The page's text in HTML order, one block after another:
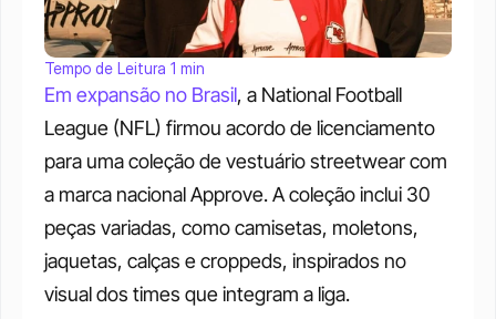
Em expansão no Brasil, a National Football
League (NFL) firmou acordo de licenciamento
para uma coleção de vestuário streetwear com
a marca nacional Approve. A coleção inclui 30
peças variadas, como camisetas, moletons,
jaquetas, calças e croppeds, inspirados no
visual dos times que integram a liga.
Tempo de Leitura 1 min